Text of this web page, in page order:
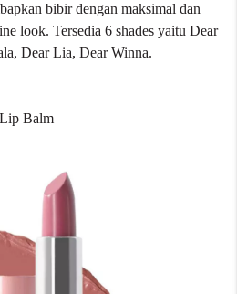
bibir dengan maksimal dan
look. Tersedia 6 shades yaitu Dear
Dear Lia, Dear Winna.
Balm